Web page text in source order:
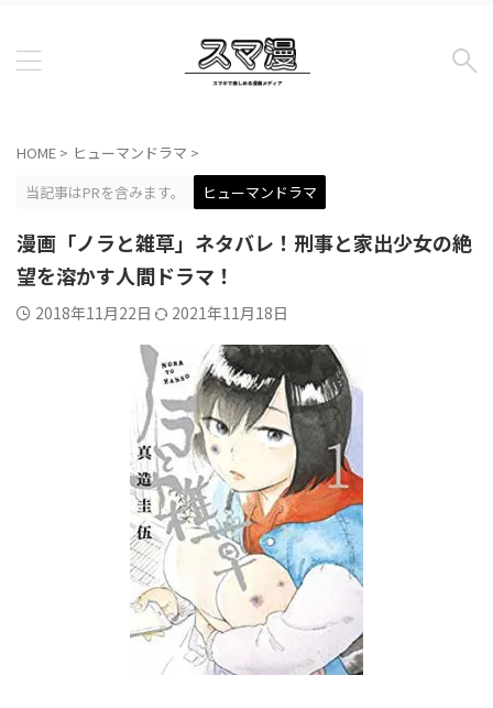
HOME > ヒューマンドラマ >
当記事はPRを含みます。
ヒューマンドラマ
漫画「ノラと雑草」ネタバレ！刑事と家出少女の絶
望を溶かす人間ドラマ！
2018年11月22日 2021年11月18日